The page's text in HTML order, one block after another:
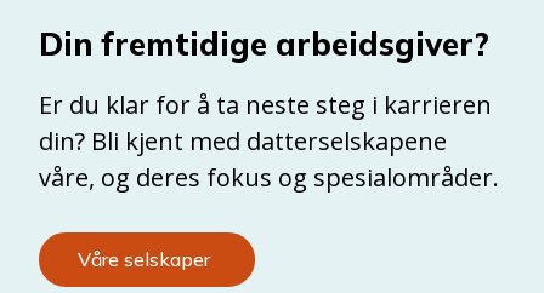
Din fremtidige arbeidsgiver?
Er du klar for å ta neste steg i karrieren
din? Bli kjent med datterselskapene
våre, og deres fokus og spesialområder.
Våre selskaper